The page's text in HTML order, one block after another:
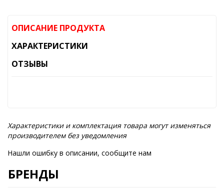
ОПИСАНИЕ ПРОДУКТА
ХАРАКТЕРИСТИКИ
ОТЗЫВЫ
Характеристики и комплектация товара могут изменяться
производителем без уведомления
Нашли ошибку в описании, сообщите нам
БРЕНДЫ